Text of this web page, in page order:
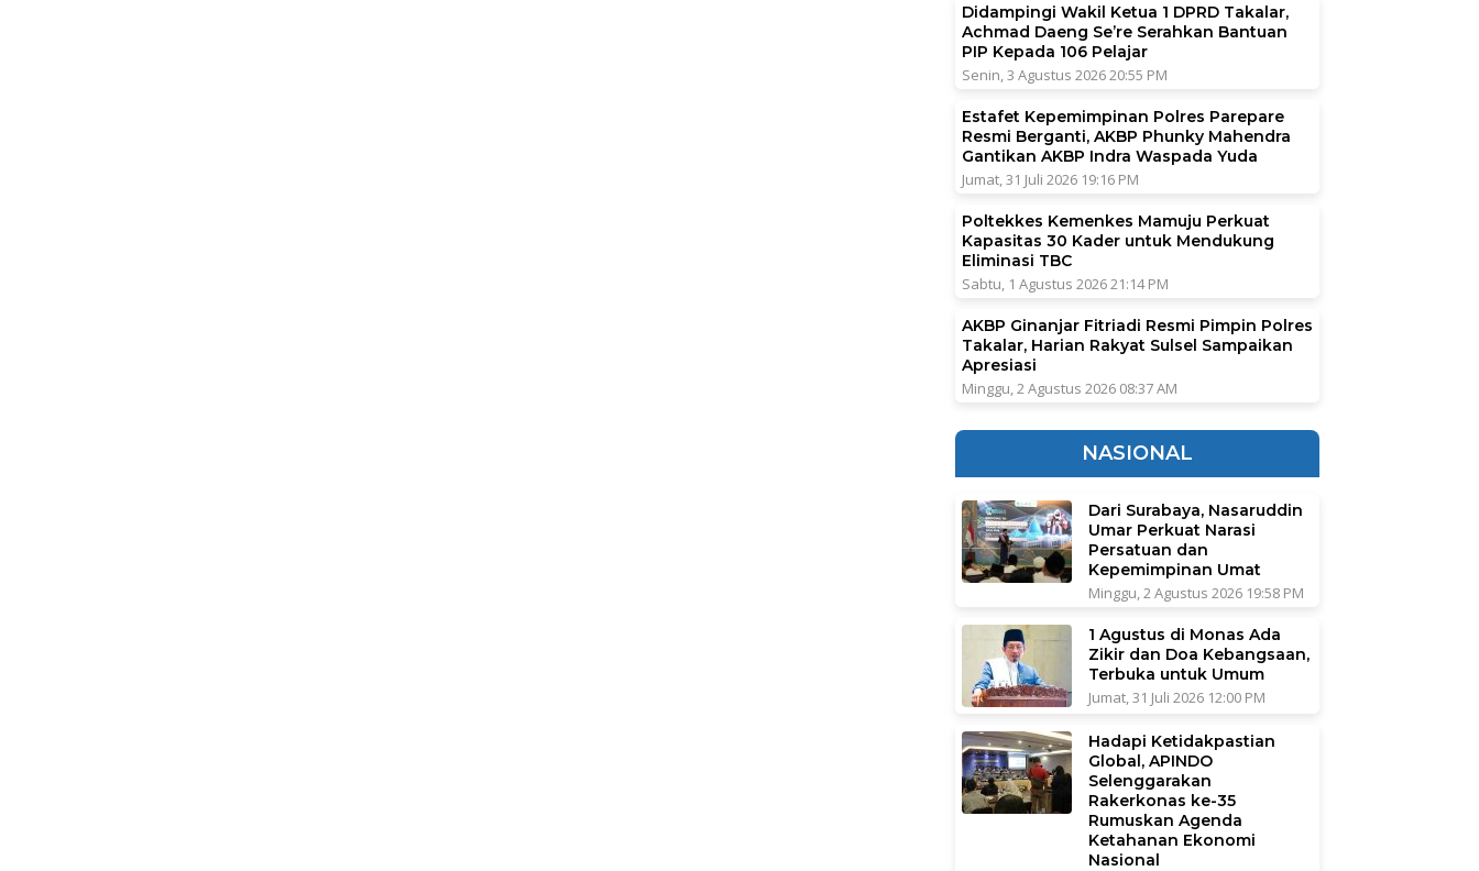
Didampingi Wakil Ketua 1 DPRD Takalar,
Achmad Daeng Se’re Serahkan Bantuan
PIP Kepada 106 Pelajar
Senin, 3 Agustus 2026 20:55 PM
Estafet Kepemimpinan Polres Parepare
Resmi Berganti, AKBP Phunky Mahendra
Gantikan AKBP Indra Waspada Yuda
Jumat, 31 Juli 2026 19:16 PM
Poltekkes Kemenkes Mamuju Perkuat
Kapasitas 30 Kader untuk Mendukung
Eliminasi TBC
Sabtu, 1 Agustus 2026 21:14 PM
AKBP Ginanjar Fitriadi Resmi Pimpin Polres
Takalar, Harian Rakyat Sulsel Sampaikan
Apresiasi
Minggu, 2 Agustus 2026 08:37 AM
NASIONAL
Dari Surabaya, Nasaruddin
Umar Perkuat Narasi
Persatuan dan
Kepemimpinan Umat
Minggu, 2 Agustus 2026 19:58 PM
1 Agustus di Monas Ada
Zikir dan Doa Kebangsaan,
Terbuka untuk Umum
Jumat, 31 Juli 2026 12:00 PM
Hadapi Ketidakpastian
Global, APINDO
Selenggarakan
Rakerkonas ke-35
Rumuskan Agenda
Ketahanan Ekonomi
Nasional